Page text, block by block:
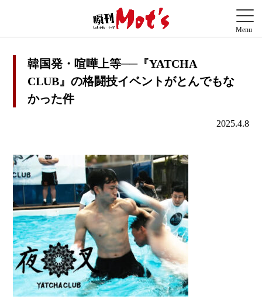
韓国発・喧嘩上等──『YATCHA
CLUB』の格闘技イベントがとんでもな
かった件
2025.4.8